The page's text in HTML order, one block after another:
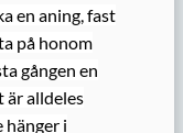
en aning, fast
på honom
gången en
är alldeles
hänger i